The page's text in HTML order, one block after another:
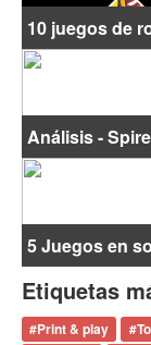
10 juegos de
Análisis -
5 Juegos en
Etiquetas
#Print & play #